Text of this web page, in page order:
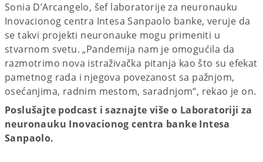
Sonia D’Arcangelo, šef laboratorije za neuronauku
Inovacionog centra Intesa Sanpaolo banke, veruje da
se takvi projekti neuronauke mogu primeniti u
stvarnom svetu. „Pandemija nam je omogućila da
razmotrimo nova istraživačka pitanja kao što su efekat
pametnog rada i njegova povezanost sa pažnjom,
osećanjima, radnim mestom, saradnjom“, rekao je on.
Poslušajte podcast i saznajte više o Laboratoriji za
neuronauku Inovacionog centra banke Intesa
Sanpaolo.